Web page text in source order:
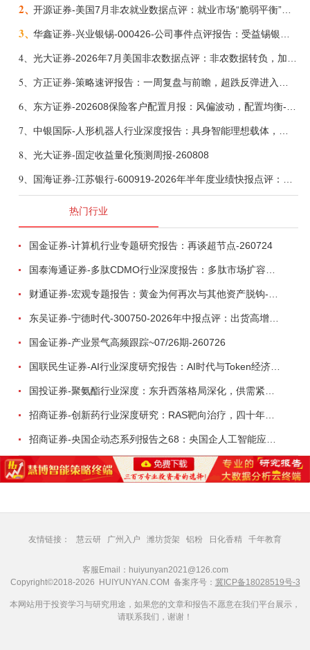
2、 开源证券-美国7月非农就业数据点评：就业市场“脆弱平衡”，美联储加息动力并不高-260808
3、
4、
5、
6、
7、
8、 光大证券-固定收益量化预测周报-260808
9、
热门行业
国金证券-计算机行业专题研究报告：再谈超节点-260724
东吴证券-宁德时代-300750-2026年中报点评：出货高增业绩稳健，回购彰显龙头信心-260726
国金证券-产业景气高频跟踪~07/26期-260726
国联民生证券-AI行业深度研究报告：AI时代与Token经济，从技术符号到数字石油-260801
招商证券-创新药行业深度研究：RAS靶向治疗，四十年不可成药的终结，与终结之后的治疗格局演化-260805
友情链接： 慧云研 广州入户 潍坊货架 铝粉 日化香精 千年教育
客服Email：huiyunyan2021@126.com
Copyright©2018-2026 HUIYUNYAN.COM 备案序号： 冀ICP备18028519号-3
本网站用于投资学习与研究用途，如果您的文章和报告不愿意在我们平台展示，
请联系我们，谢谢！